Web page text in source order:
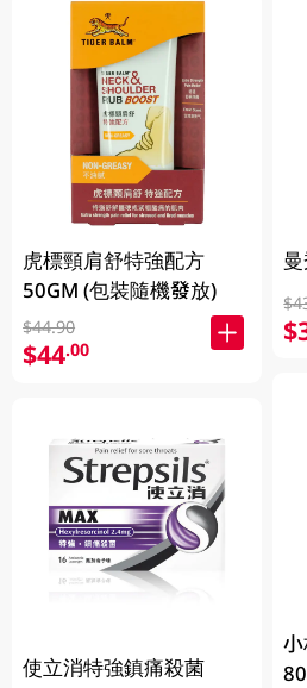
虎標頸肩舒特強配方
50GM (包裝隨機發放)
$44.90
$44.00
使立消特強鎮痛殺菌